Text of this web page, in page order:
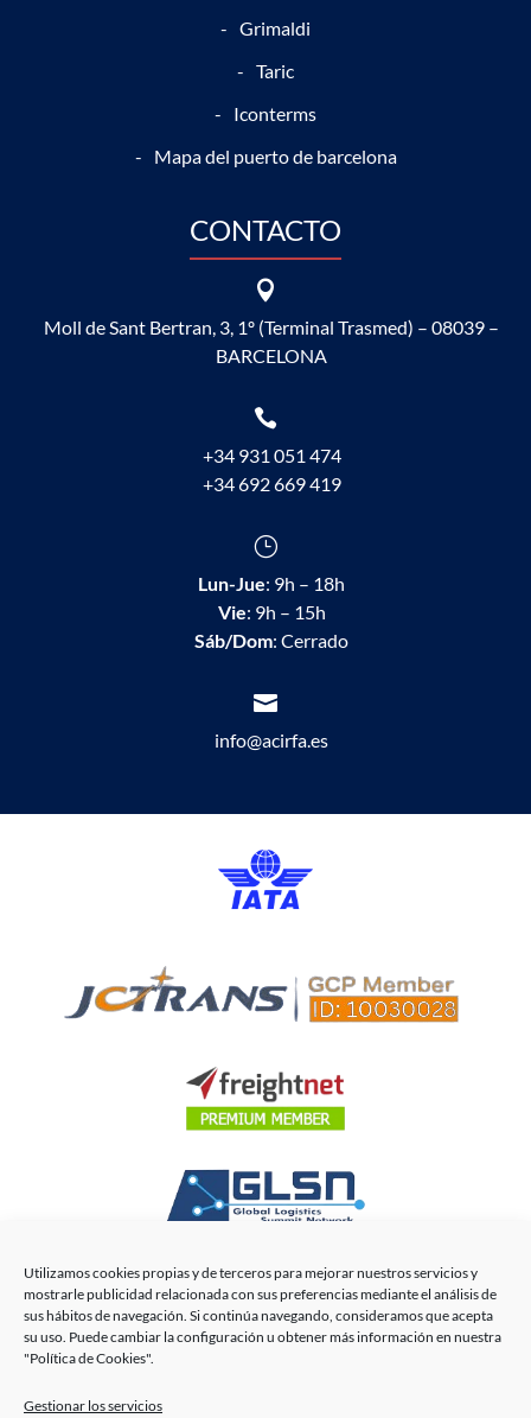
Utilizamos cookies propias y de terceros para mejorar nuestros servicios y
mostrarle publicidad relacionada con sus preferencias mediante el análisis de
sus hábitos de navegación. Si continúa navegando, consideramos que acepta
su uso. Puede cambiar la configuración u obtener más información en nuestra
"Política de Cookies".
Gestionar los servicios
Grimaldi
Taric
Iconterms
Mapa del puerto de barcelona
CONTACTO

Moll de Sant Bertran, 3, 1º (Terminal Trasmed) – 08039 –
BARCELONA

+34 931 051 474
+34 692 669 419
}
Lun-Jue: 9h – 18h
Vie: 9h – 15h
Sáb/Dom: Cerrado

info@acirfa.es
Acirfa Shipping International © 2026. | Todos los derechos